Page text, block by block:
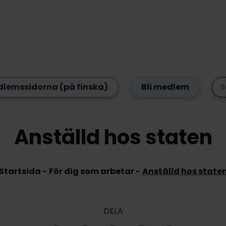
(på finska) Bli medlem
Startsida För dig som arbetar Anställd hos
Anställd hos staten
DELA